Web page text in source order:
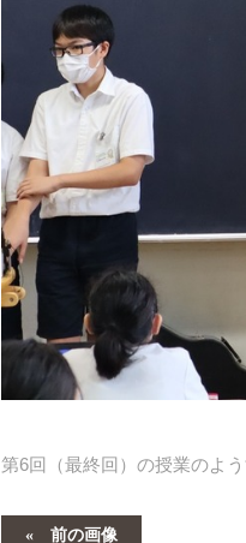
第6回（最終回）の授業のよ
前の画像